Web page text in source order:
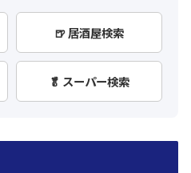
🍺 居酒屋検索
🥬 スーパー検索